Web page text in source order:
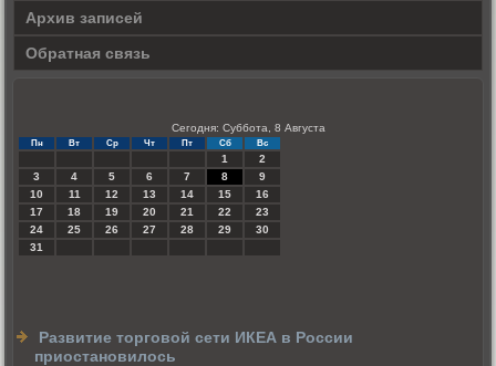
Архив записей
Обратная связь
Сегодня: Суббота, 8 Августа
Пн Вт Ср Чт Пт Сб Вс
1
2
3
4 5 6 7 8
9
10
11 12 13 14 15
16
17
18 19 20 21 22
23
24
25 26 27 28 29
30
31
Развитие торговой сети ИКЕА в России
приостановилось